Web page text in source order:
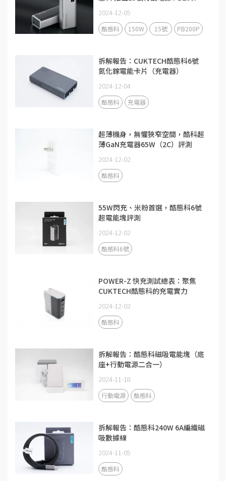
2024-12-05
酷態科 150W 15號 PB200P
拆解報告：CUKTECH酷態科6號
氮化鎵電能卡片（充電器）
2024-12-04
酷態科 充電器
超薄機身，無懼狹窄空間，酷科超
薄GaN充電器65W（2C）評測
2024-12-02
酷態科
55W閃充、米粉首選，酷態科6號
超電能塊評測
2024-12-02
酷態科6號
POWER-Z 快充測試總表：聚焦
CUKTECH酷態科的充電實力
2024-12-02
酷態科
拆解報告：酷態科磁吸電能塊（底
座+行動電源二合一）
2024-11-18
行動電源 酷態科
拆解報告：酷態科240W 6A編織磁
吸數據線
2024-11-05
酷態科